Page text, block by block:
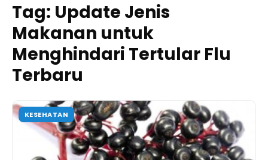
Tag: Update Jenis
Makanan untuk
Menghindari Tertular Flu
Terbaru
KESEHATAN